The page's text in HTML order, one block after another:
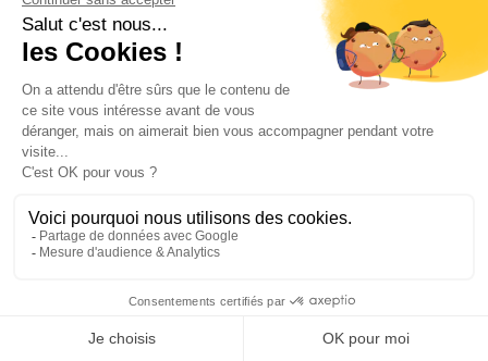
CONTENU
Cours d'initiation au tir à l'arme à feu sur un
Teste de 7 armes
71 balles par personne au total
Assistance de votre guide locale
Transfert A/R en minibus privatisé
Centre situé à 45 minutes du centre ville
1 bière par personne
SHOOTING 7 ARMES OUTDOOR À PRAGUE :
Mon EVJF à Prague